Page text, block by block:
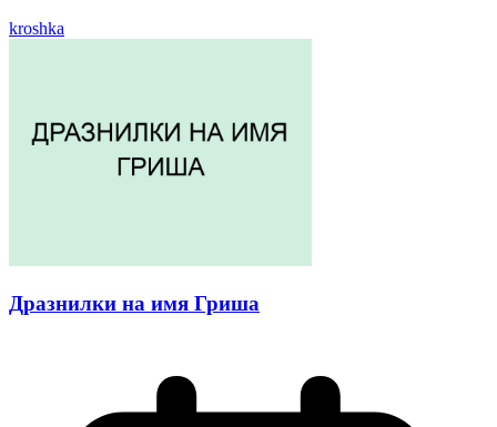
kroshka
Дразнилки на имя Гриша